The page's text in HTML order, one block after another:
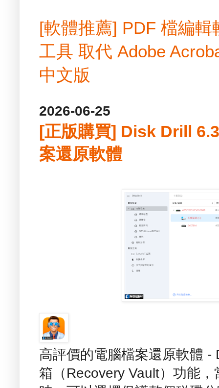
[軟體推薦] PDF 檔編
工具 取代 Adobe
中文版
2026-06-25
[正版購買] Disk Drill
案還原軟體
高評價的電腦檔案還原軟體 -
箱（Recovery Vault）功能